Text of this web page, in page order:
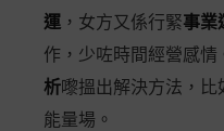
運 ，女方又係行緊事業
作，少咗時間經營感情
析嚟搵出解決方法，比
能量場。